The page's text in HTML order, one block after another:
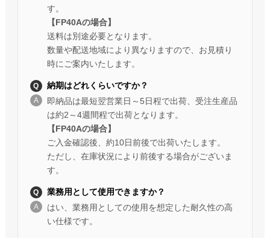
す。
【FP40Aの場合】
送料は別途必要となります。
数量や配送地域により異なりますので、お見積り
時にご案内いたします。
納期はどれくらいですか？
即納品は最短翌営業日～5日程で出荷、受注生産品
は約2～4週間程で出荷となります。
【FP40Aの場合】
ご入金確認後、約10日前後で出荷いたします。
ただし、在庫状況により前後する場合がございま
す。
業務用として使用できますか？
はい、業務用としての使用を想定した耐久性の高
い仕様です。